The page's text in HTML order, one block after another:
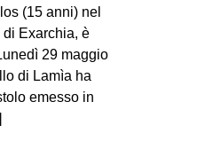
(15 anni) nel
Exarchia, è
29 maggio
di Lamìa ha
emesso in